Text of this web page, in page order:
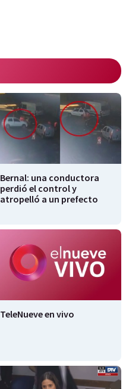
Bernal: una conductora
perdió el control y
atropelló a un prefecto
TeleNueve en vivo